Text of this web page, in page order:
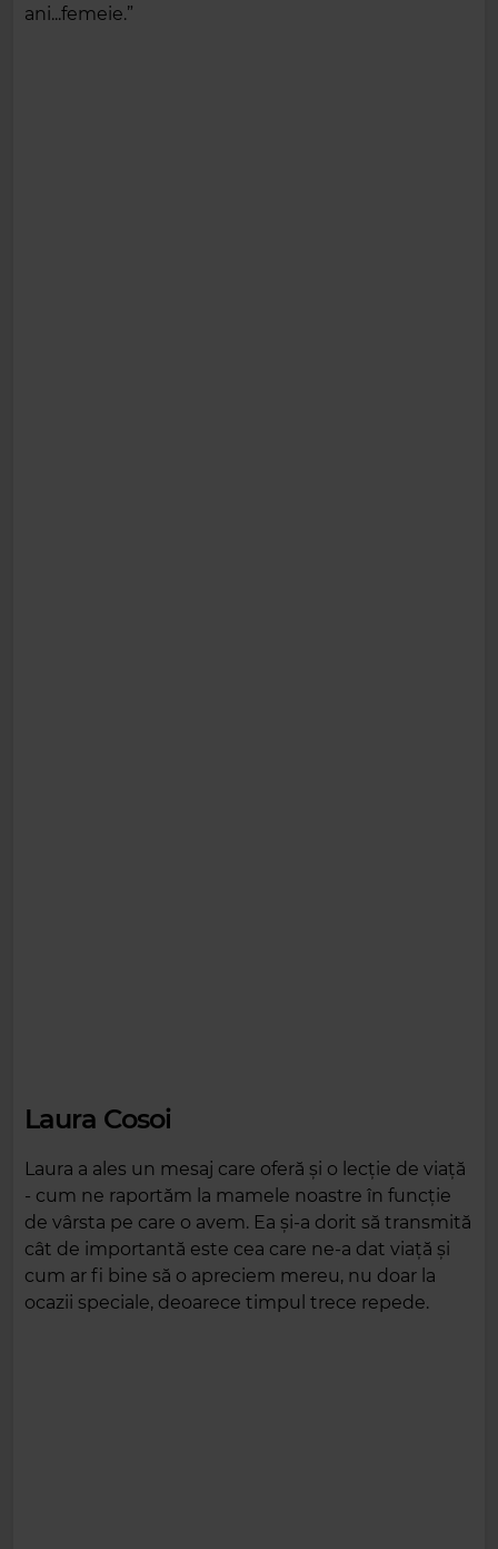
ani...femeie.”
Laura Cosoi
Laura a ales un mesaj care oferă și o lecție de viață
- cum ne raportăm la mamele noastre în funcție
de vârsta pe care o avem. Ea și-a dorit să transmită
cât de importantă este cea care ne-a dat viață și
cum ar fi bine să o apreciem mereu, nu doar la
ocazii speciale, deoarece timpul trece repede.